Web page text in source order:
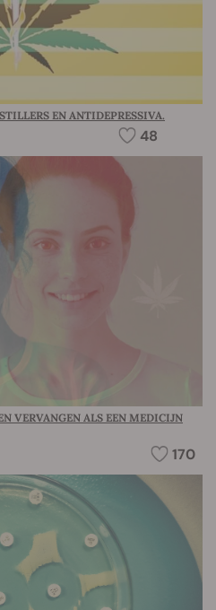
EN ANTIDEPRESSIVA.
48
VERVANGEN ALS EEN MEDICIJN
170